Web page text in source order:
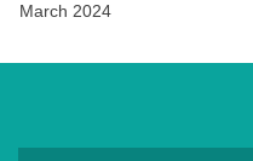
March 2024